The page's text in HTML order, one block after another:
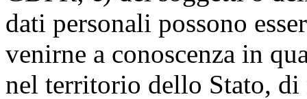
dati personali possono
venirne a conoscenza in
nel territorio dello Stato,